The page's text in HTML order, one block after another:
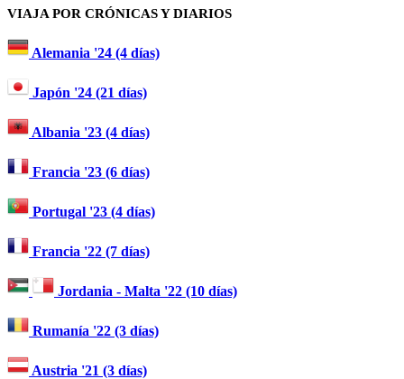
VIAJA POR CRÓNICAS Y DIARIOS
Alemania '24 (4 días)
Japón '24 (21 días)
Albania '23 (4 días)
Francia '23 (6 días)
Portugal '23 (4 días)
Francia '22 (7 días)
Jordania - Malta '22 (10 días)
Rumanía '22 (3 días)
Austria '21 (3 días)